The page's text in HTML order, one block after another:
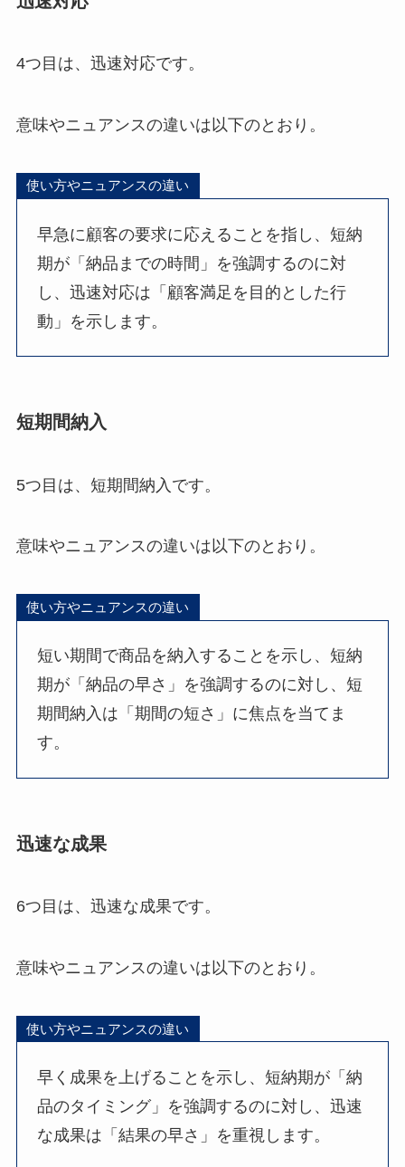
4つ目は、迅速対応です。
意味やニュアンスの違いは以下のとおり。
使い方やニュアンスの違い
早急に顧客の要求に応えることを指し、短納
期が「納品までの時間」を強調するのに対
し、迅速対応は「顧客満足を目的とした行
動」を示します。
短期間納入
5つ目は、短期間納入です。
意味やニュアンスの違いは以下のとおり。
使い方やニュアンスの違い
短い期間で商品を納入することを示し、短納
期が「納品の早さ」を強調するのに対し、短
期間納入は「期間の短さ」に焦点を当てま
す。
迅速な成果
6つ目は、迅速な成果です。
意味やニュアンスの違いは以下のとおり。
使い方やニュアンスの違い
早く成果を上げることを示し、短納期が「納
品のタイミング」を強調するのに対し、迅速
な成果は「結果の早さ」を重視します。